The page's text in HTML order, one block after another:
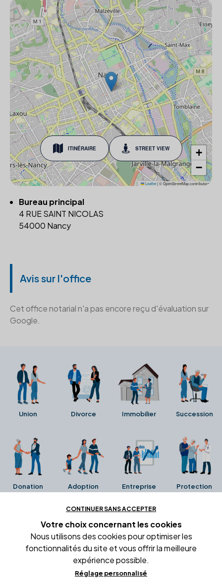
ITINÉRAIRE STREET VIEW
+
−
Leaflet|© OpenStreetMap contributors
Bureau principal
4 RUE SAINT NICOLAS
54000 Nancy
Avis sur l'office
Cet office notarial n'a pas encore reçu d'évaluation sur
Google.
Union Divorce Immobilier Succession
Donation Adoption Entreprise Protection
Ces avis proviennent directement de la fiche Google
Business de l'office notarial. Ils n'ont ni été collectés ni
été vérifiés par Alexia.fr.
Conditions générales d'utilisation
CONTINUER SANS ACCEPTER
Votre choix concernant les cookies
Nous utilisons des cookies pour optimiser les
fonctionnalités du site et vous offrir la meilleure
expérience possible.
Réglage personnalisé